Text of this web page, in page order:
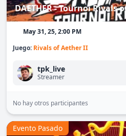
DAETHER - Tournoi Rivals
May 31, 25, 2:00 PM
Juego: Rivals of Aether II
tpk_live
Streamer
No hay otros participantes
Evento Pasado